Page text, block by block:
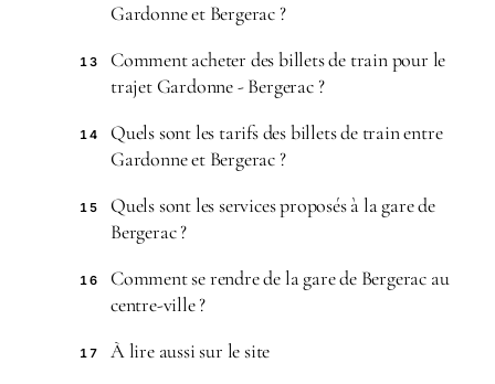
Gardonne et Bergerac ?
13
Comment acheter des billets de train pour le
trajet Gardonne - Bergerac ?
14
Quels sont les tarifs des billets de train entre
Gardonne et Bergerac ?
15
Quels sont les services proposés à la gare de
Bergerac ?
16
Comment se rendre de la gare de Bergerac au
centre-ville ?
17 À lire aussi sur le site